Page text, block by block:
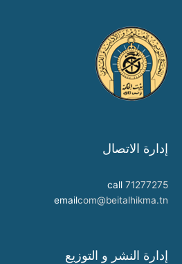
إدارة الاتصال
call 71277275
emailcom@beitalhikma.tn
إدارة النشر و التوزيع